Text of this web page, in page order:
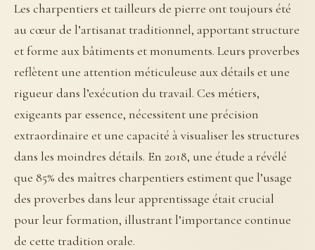
Les charpentiers et tailleurs de pierre ont toujours été
au cœur de l’artisanat traditionnel, apportant structure
et forme aux bâtiments et monuments. Leurs proverbes
reflètent une attention méticuleuse aux détails et une
rigueur dans l’exécution du travail. Ces métiers,
exigeants par essence, nécessitent une précision
extraordinaire et une capacité à visualiser les structures
dans les moindres détails. En 2018, une étude a révélé
que 85% des maîtres charpentiers estiment que l’usage
des proverbes dans leur apprentissage était crucial
pour leur formation, illustrant l’importance continue
de cette tradition orale.